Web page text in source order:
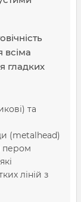
всіма
гладких
та
(metalhead)
пером
ліній з